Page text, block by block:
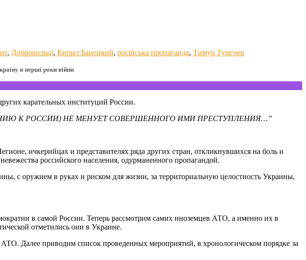
, Добровольці, Кирил Банецкий, російська пропаганда, Тимур Тумгоев
в перші роки війни
карательных институций России.
К РОССИИ) НЕ МЕНУЕТ СОВЕРШЕННОГО ИМИ ПРЕСТУПЛЕНИЯ…”
ичкерийцах и представителях ряда других стран, откликнувшихся на боль и
российского населения, одурманенного пропагандой.
с оружием в руках и риском для жизни, за территориальную целостность Украины,
в самой России. Теперь рассмотрим самих иноземцев АТО, а именно их в
отметились они в Украине.
Далее приводим список проведенных мероприятий, в хронологическом порядке за